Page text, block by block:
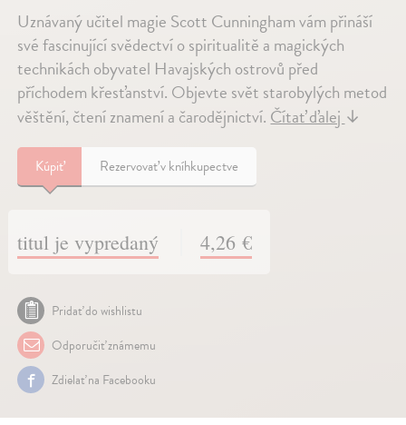
Uznávaný učitel magie Scott Cunningham vám přináší
své fascinující svědectví o spiritualitě a magických
technikách obyvatel Havajských ostrovů před
příchodem křesťanství. Objevte svět starobylých metod
věštění, čtení znamení a čarodějnictví. Čítať ďalej ↓
Kúpiť Rezervovať v kníhkupectve
titul je vypredaný 4,26 €
Pridať do wishlistu
Odporučiť známemu
Zdielať na Facebooku